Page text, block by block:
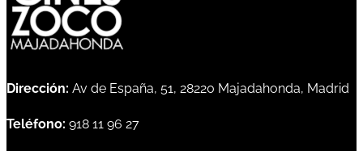
Dirección: Av de España, 51, 28220 Majadahonda, Madrid
Teléfono: 918 11 96 27